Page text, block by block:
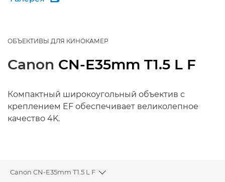
ОБЪЕКТИВЫ ДЛЯ КИНОКАМЕР
Canon CN-E35mm T1.5 L F
Компактный широкоугольный объектив с
креплением EF обеспечивает великолепное
качество 4K.
Canon CN-E35mm T1.5 L F
Toggle breadcrumbs